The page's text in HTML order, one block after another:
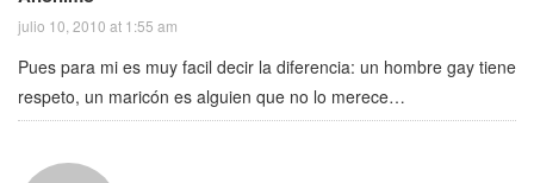
julio 10, 2010 at 1:55 am
Pues para mi es muy facil decir la diferencia: un hombre gay tiene
respeto, un maricón es alguien que no lo merece…